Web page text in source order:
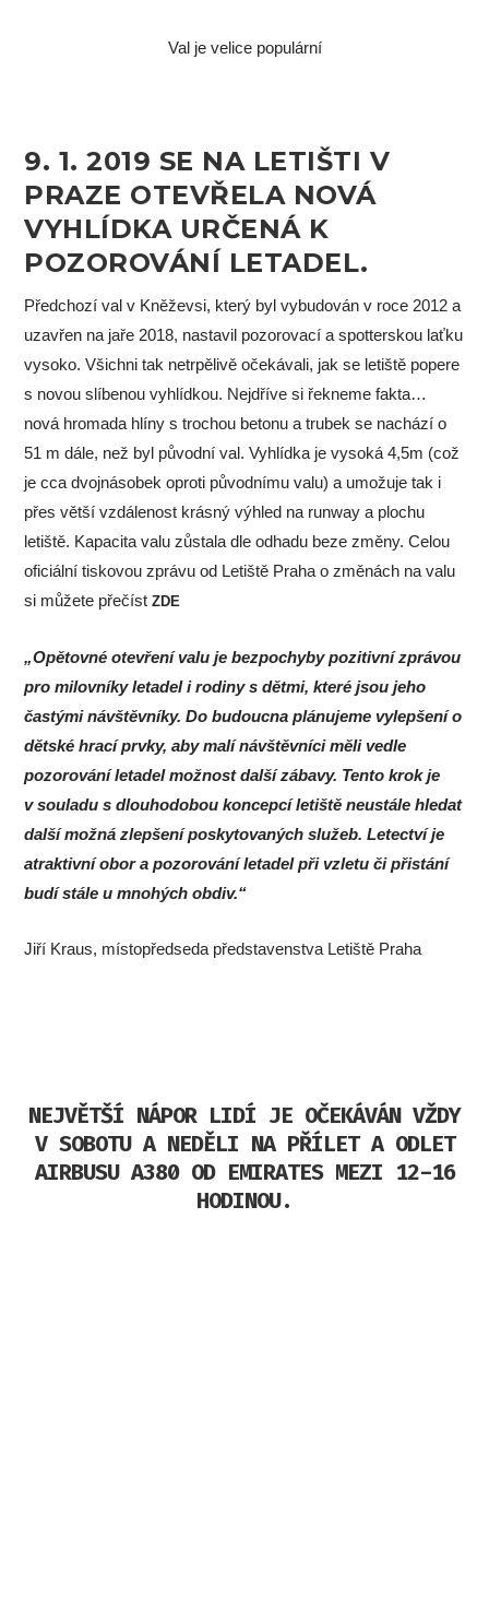
Val je velice populární
9. 1. 2019 SE NA LETIŠTI V
PRAZE OTEVŘELA NOVÁ
VYHLÍDKA URČENÁ K
POZOROVÁNÍ LETADEL.
Předchozí val v Kněževsi, který byl vybudován v roce 2012 a
uzavřen na jaře 2018, nastavil pozorovací a spotterskou laťku
vysoko. Všichni tak netrpělivě očekávali, jak se letiště popere
s novou slíbenou vyhlídkou. Nejdříve si řekneme fakta…
nová hromada hlíny s trochou betonu a trubek se nachází o
51 m dále, než byl původní val. Vyhlídka je vysoká 4,5m (což
je cca dvojnásobek oproti původnímu valu) a umožuje tak i
přes větší vzdálenost krásný výhled na runway a plochu
letiště. Kapacita valu zůstala dle odhadu beze změny. Celou
oficiální tiskovou zprávu od Letiště Praha o změnách na valu
si můžete přečístZDE
„Opětovné otevření valu je bezpochyby pozitivní zprávou
pro milovníky letadel i rodiny s dětmi, které jsou jeho
častými návštěvníky. Do budoucna plánujeme vylepšení o
dětské hrací prvky, aby malí návštěvníci měli vedle
pozorování letadel možnost další zábavy. Tento krok je
v souladu s dlouhodobou koncepcí letiště neustále hledat
další možná zlepšení poskytovaných služeb. Letectví je
atraktivní obor a pozorování letadel při vzletu či přistání
budí stále u mnohých obdiv.“
Jiří Kraus, místopředseda představenstva Letiště Praha
NEJVĚTŠÍ NÁPOR LIDÍ JE OČEKÁVÁN VŽDY
V SOBOTU A NEDĚLI NA PŘÍLET A ODLET
AIRBUSU A380 OD EMIRATES MEZI 12-16
HODINOU.